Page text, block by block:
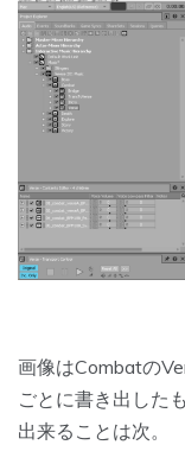
画像はCombatの
ごとに書き出した
出来ることは次。